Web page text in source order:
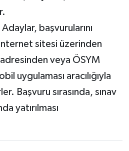
Adaylar, başvurularını
sitesi üzerinden
veya ÖSYM
uygulaması aracılığıyla
Başvuru sırasında, sınav
yatırılması